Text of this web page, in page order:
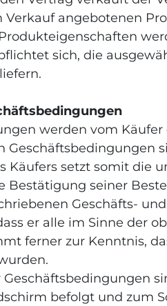
angebotenen
sich, die
werden vom
Geschäftsbedingungen
Käufers setzt somit die
Bestätigung seiner
Geschäfts-
er alle im Sinne der
ferner zur Kenntnis,
Geschäftsbedingungen
befolgt und zum